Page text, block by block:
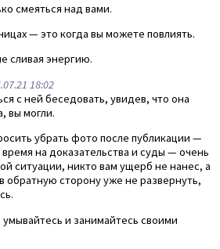
смеяться над вами.
— это когда вы можете повлиять.
сливая энергию.
18:02
с ней беседовать, увидев, что она
вы могли.
убрать фото после публикации —
время на доказательства и суды — очень
ситуации, никто вам ущерб не нанес, а
обратную сторону уже не развернуть,
умывайтесь и занимайтесь своими